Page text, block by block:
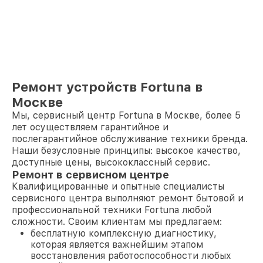
Ремонт устройств Fortuna в
Москве
Мы, сервисный центр Fortuna в Москве, более 5
лет осуществляем гарантийное и
послегарантийное обслуживание техники бренда.
Наши безусловные принципы: высокое качество,
доступные цены, высококлассный сервис.
Ремонт в сервисном центре
Квалифицированные и опытные специалисты
сервисного центра выполняют ремонт бытовой и
профессиональной техники Fortuna любой
сложности. Своим клиентам мы предлагаем:
бесплатную комплексную диагностику,
которая является важнейшим этапом
восстановления работоспособности любых